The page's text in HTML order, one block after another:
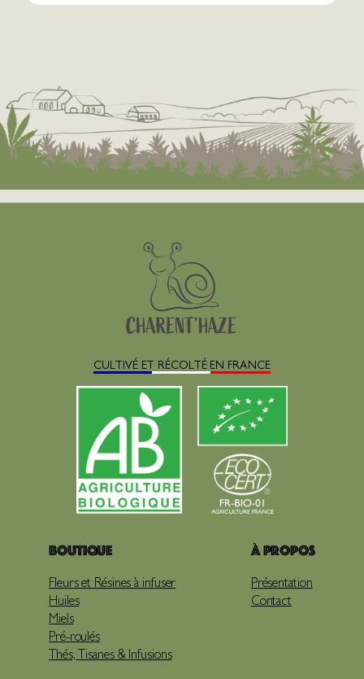
CULTIVÉ ET RÉCOLTÉ EN FRANCE
Boutique
Fleurs et Résines à infuser
Huiles
Miels
Pré-roulés
Thés, Tisanes & Infusions
À propos
Présentation
Contact